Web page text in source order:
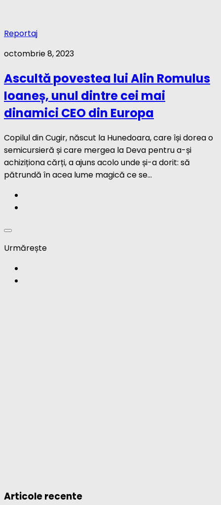
Reportaj
octombrie 8, 2023
Ascultă povestea lui Alin Romulus
Ioaneș, unul dintre cei mai
dinamici CEO din Europa
Copilul din Cugir, născut la Hunedoara, care își dorea o
semicursieră și care mergea la Deva pentru a-și
achiziționa cărți, a ajuns acolo unde și-a dorit: să
pătrundă în acea lume magică ce se...
Articole recente